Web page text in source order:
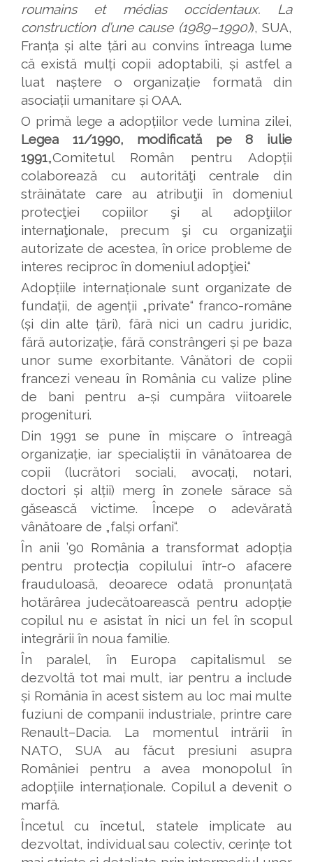
roumains et médias occidentaux. La
construction d’une cause (1989–1990)), SUA,
Franța și alte țări au convins întreaga lume
că există mulți copii adoptabili, și astfel a
luat naștere o organizație formată din
asociații umanitare și OAA.
O primă lege a adopțiilor vede lumina zilei,
Legea 11/1990, modificată pe 8 iulie
1991„Comitetul Român pentru Adopții
colaborează cu autorităţi centrale din
străinătate care au atribuţii în domeniul
protecţiei copiilor şi al adopţiilor
internaţionale, precum şi cu organizaţii
autorizate de acestea, în orice probleme de
interes reciproc în domeniul adopţiei.“
Adopțiile internaționale sunt organizate de
fundații, de agenții „private“ franco-române
(și din alte țări), fără nici un cadru juridic,
fără autorizație, fără constrângeri și pe baza
unor sume exorbitante. Vânători de copii
francezi veneau în România cu valize pline
de bani pentru a-și cumpăra viitoarele
progenituri.
Din 1991 se pune în mișcare o întreagă
organizație, iar specialiștii în vânătoarea de
copii (lucrători sociali, avocați, notari,
doctori și alții) merg în zonele sărace să
găsească victime. Începe o adevărată
vânătoare de „falși orfani“.
În anii ’90 România a transformat adopția
pentru protecția copilului într-o afacere
frauduloasă, deoarece odată pronunțată
hotărârea judecătoarească pentru adopție
copilul nu e asistat în nici un fel în scopul
integrării în noua familie.
În paralel, în Europa capitalismul se
dezvoltă tot mai mult, iar pentru a include
și România în acest sistem au loc mai multe
fuziuni de companii industriale, printre care
Renault–Dacia. La momentul intrării în
NATO, SUA au făcut presiuni asupra
României pentru a avea monopolul în
adopțiile internaționale. Copilul a devenit o
marfă.
Încetul cu încetul, statele implicate au
dezvoltat, individual sau colectiv, cerințe tot